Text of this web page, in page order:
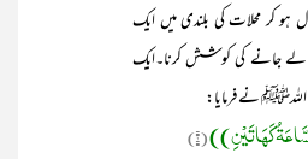
ہو کر محلات کی بلندی میں ایک
جانے کی کوشش کرنا۔ایک
نے فرمایا:
کَھَاتَیْنِ))(۱)